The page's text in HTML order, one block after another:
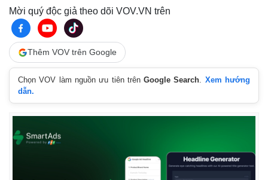
Tin nóng
Tư vấn luật
Việt Nam
Mời quý độc giả theo dõi VOV.VN trên
Thêm VOV trên Google
Chọn VOV làm nguồn ưu tiên trênGoogle Search. Xem hướng
dẫn.